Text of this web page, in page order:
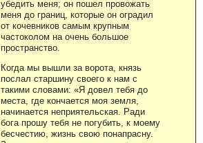
убедить меня; он пошел провожать
меня до границ, которые он оградил
от кочевников самым крупным
частоколом на очень большое
пространство.
Когда мы вышли за ворота, князь
послал старшину своего к нам с
такими словами: «Я довел тебя до
места, где кончается моя земля,
начинается неприятельская. Ради
бога прошу тебя не погубить, к моему
бесчестию, жизнь свою понапрасну.